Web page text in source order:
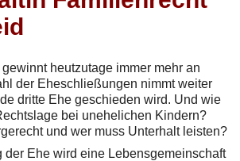
heutzutage immer mehr an
der Eheschließungen nimmt weiter
dritte Ehe geschieden wird. Und wie
bei unehelichen Kindern?
und wer muss Unterhalt leisten?
der Ehe wird eine Lebensgemeinschaft